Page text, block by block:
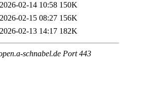
2026-02-14 10:58 150K
2026-02-15 08:27 156K
2026-02-13 14:17 182K
schnabel.de Port 443